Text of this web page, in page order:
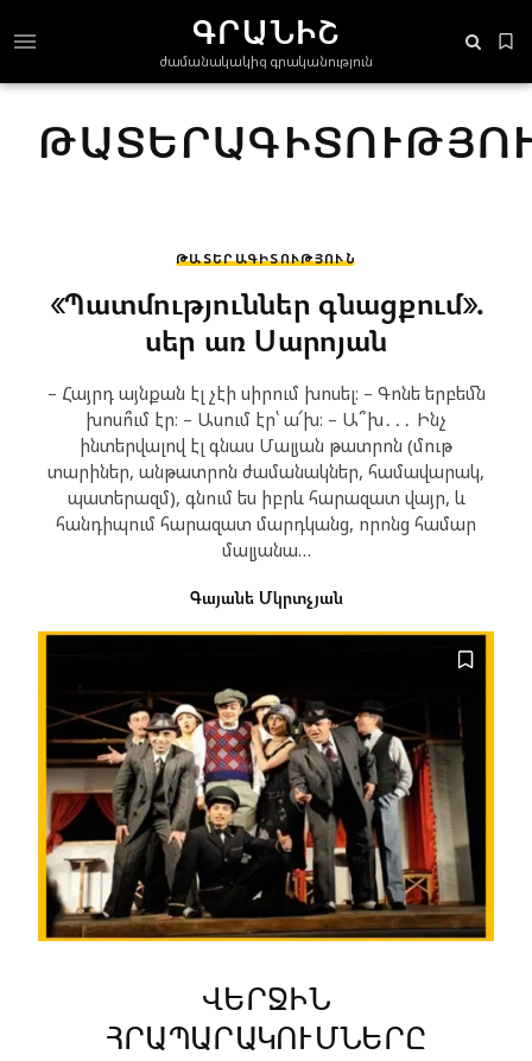
ԳՐԱՆԻՇ
ժամանակակից գրականություն
ԹԱՏԵՐԱԳԻՏՈՒԹՅՈՒՆ
«Պատմություններ գնացքում»․
սեր առ Սարոյան
– Հայրդ այնքան էլ չէի սիրում խոսել։ – Գոնե երբեմն
խոսո՞ւմ էր։ – Ասում էր՝ ա՜խ։ – Ա՞խ․․․ Ինչ
ինտերվալով էլ գնաս Մալյան թատրոն (մութ
տարիներ, անթատրոն ժամանակներ, համավարակ,
պատերազմ), գնում ես իբրև հարազատ վայր, և
հանդիպում հարազատ մարդկանց, որոնց համար
մալյանա…
Գայանե Մկրտչյան
ՎԵՐՋԻՆ
ՀՐԱՊԱՐԱԿՈՒՄՆԵՐԸ